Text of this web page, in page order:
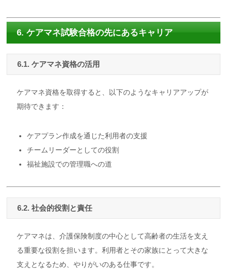
6. ケアマネ試験合格の先にあるキャリア
6.1. ケアマネ資格の活用
ケアマネ資格を取得すると、以下のようなキャリアアップが
期待できます：
ケアプラン作成を通じた利用者の支援
チームリーダーとしての役割
福祉施設での管理職への道
6.2. 社会的役割と責任
ケアマネは、介護保険制度の中心として高齢者の生活を支え
る重要な役割を担います。利用者とその家族にとって大きな
支えとなるため、やりがいのある仕事です。